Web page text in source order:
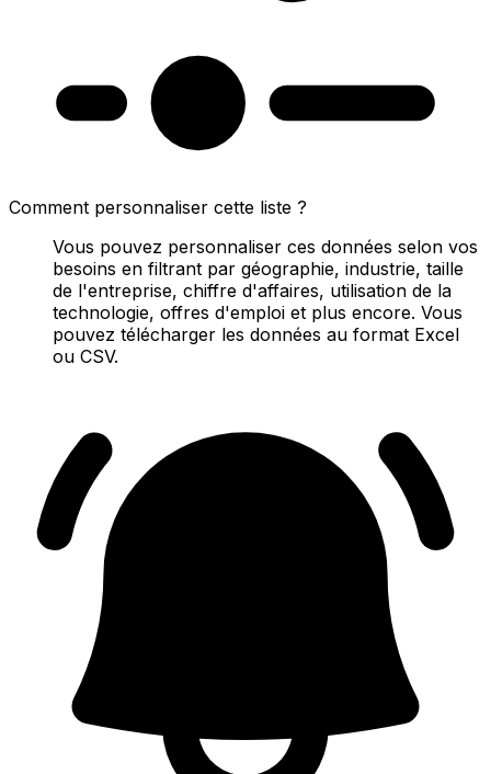
Comment personnaliser cette liste ?
Vous pouvez personnaliser ces données selon vos
besoins en filtrant par géographie, industrie, taille
de l'entreprise, chiffre d'affaires, utilisation de la
technologie, offres d'emploi et plus encore. Vous
pouvez télécharger les données au format Excel
ou CSV.